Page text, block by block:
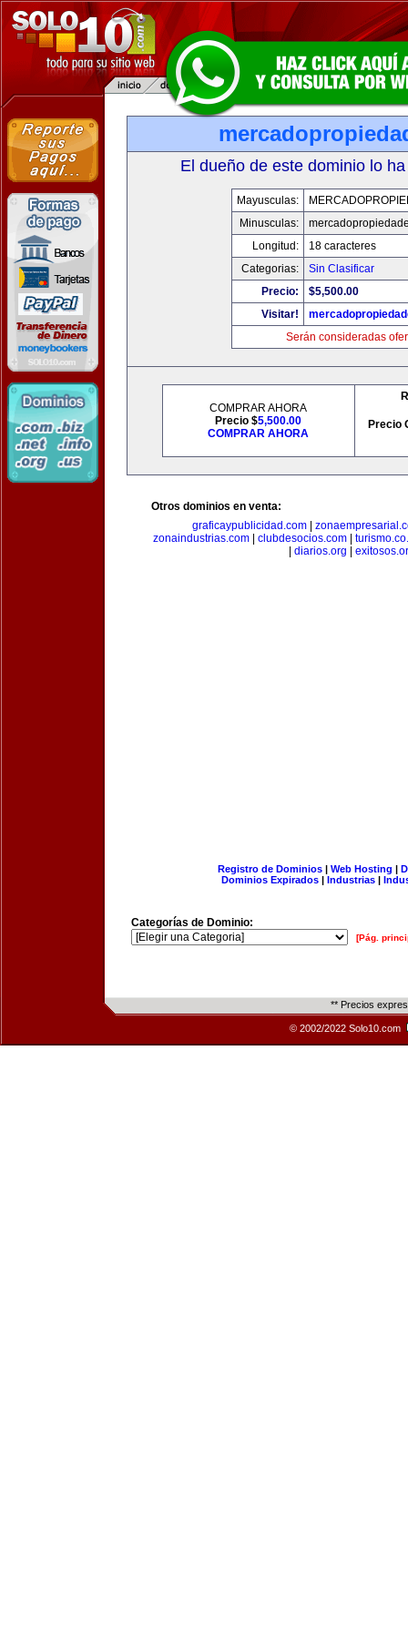
El dueño de este dominio lo
Mayusculas:
Minusculas:
Longitud:
18 caracteres
Categorias:
Sin Clasificar
Precio:
$5,500.00
Visitar!
Serán consideradas
COMPRAR AHORA
Precio $5,500.00
COMPRAR AHORA
Precio
Otros dominios en venta:
graficaypublicidad.com
zonaindustrias.com| clubdesocios.com|
diarios.org
Registro de Dominios| Web Hosting |
Dominios Expirados | Industrias |
Categorías de Dominio:
[Pág.
** Precios
© 2002/2022 Solo10.com